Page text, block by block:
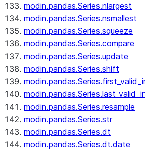
modin.pandas.Series.nlargest
modin.pandas.Series.nsmallest
modin.pandas.Series.squeeze
modin.pandas.Series.compare
modin.pandas.Series.update
modin.pandas.Series.shift
modin.pandas.Series.resample
modin.pandas.Series.str
modin.pandas.Series.dt
modin.pandas.Series.dt.date